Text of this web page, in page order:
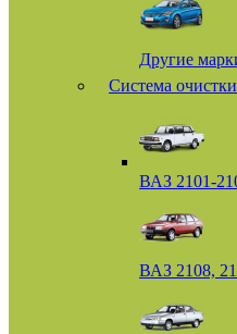
Другие
Система
ВАЗ 2101-
ВАЗ 2108,